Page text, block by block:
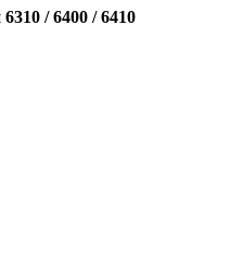
/ 6400 / 6410